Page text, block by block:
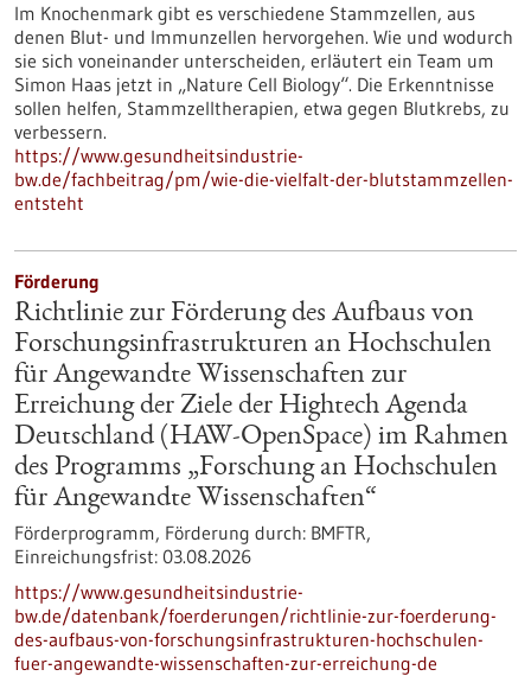
Im Knochenmark gibt es verschiedene Stammzellen, aus
denen Blut- und Immunzellen hervorgehen. Wie und wodurch
sie sich voneinander unterscheiden, erläutert ein Team um
Simon Haas jetzt in ​„Nature Cell Biology“. Die Erkenntnisse
sollen helfen, Stammzelltherapien, etwa gegen Blutkrebs, zu
verbessern.
https://www.gesundheitsindustrie-
bw.de/fachbeitrag/pm/wie-die-vielfalt-der-blutstammzellen-
entsteht
Förderung
Richtlinie zur Förderung des Aufbaus von
Forschungsinfrastrukturen an Hochschulen
für Angewandte Wissenschaften zur
Erreichung der Ziele der Hightech Agenda
Deutschland (HAW-OpenSpace) im Rahmen
des Programms „Forschung an Hochschulen
für Angewandte Wissenschaften“
Förderprogramm, Förderung durch: BMFTR,
Einreichungsfrist: 03.08.2026
https://www.gesundheitsindustrie-
bw.de/datenbank/foerderungen/richtlinie-zur-foerderung-
des-aufbaus-von-forschungsinfrastrukturen-hochschulen-
fuer-angewandte-wissenschaften-zur-erreichung-de